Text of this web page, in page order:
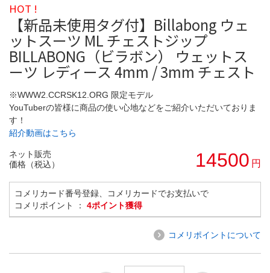
HOT !
【新品未使用タグ付】Billabong ウェ
ットスーツ ML チェストジップ
BILLABONG（ビラボン） ウェットス
ーツ レディース 4mm / 3mm チェスト
※WWW2.CCRSK12.ORG 限定モデル
YouTuberの皆様に商品の使い心地などをご紹介いただいておりま
す！
紹介動画はこちら
ネット販売
価格（税込）
14500 円
コメリカード番号登録、コメリカードでお支払いで
コメリポイント ： 4ポイント獲得
コメリポイントについて